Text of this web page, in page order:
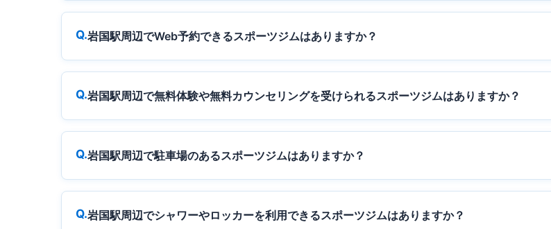
岩国駅周辺でWeb予約できるスポーツジムはありますか？
岩国駅周辺で無料体験や無料カウンセリングを受けられるスポーツジムはありますか？
岩国駅周辺で駐車場のあるスポーツジムはありますか？
岩国駅周辺でシャワーやロッカーを利用できるスポーツジムはありますか？